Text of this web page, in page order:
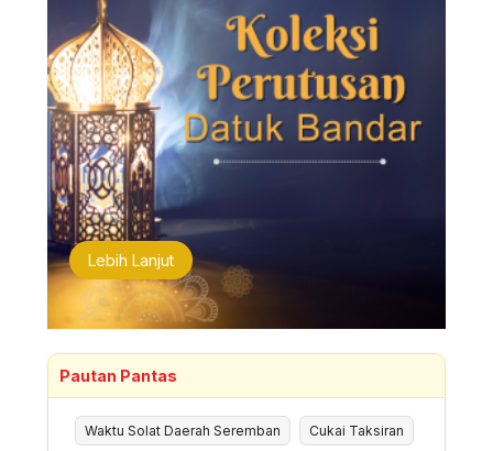
Lebih Lanjut
Pautan Pantas
Waktu Solat Daerah Seremban Cukai Taksiran